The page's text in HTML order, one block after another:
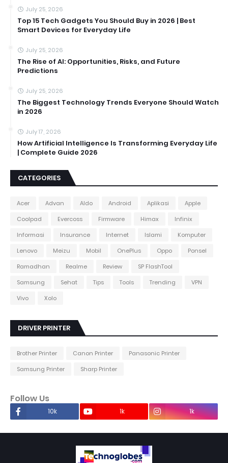
July 25, 2026
Top 15 Tech Gadgets You Should Buy in 2026 | Best
Smart Devices for Everyday Life
July 25, 2026
The Rise of AI: Opportunities, Risks, and Future
Predictions
July 25, 2026
The Biggest Technology Trends Everyone Should Watch
in 2026
July 17, 2026
How Artificial Intelligence Is Transforming Everyday Life
| Complete Guide 2026
CATEGORIES
Acer Advan Aldo Android Aplikasi
Apple
Coolpad
Evercoss Firmware Himax
Infinix
Informasi
Insurance Internet Islami
Komputer
Lenovo
Meizu Mobil OnePlus Oppo
Ponsel
Ramadhan
Realme Review
SP FlashTool
Samsung
Sehat Tips Tools Trending
VPN
Vivo
Xolo
DRIVER PRINTER
Brother Printer Canon Printer
Panasonic Printer
Samsung Printer
Sharp Printer
Follow Us
10k 1k 1k